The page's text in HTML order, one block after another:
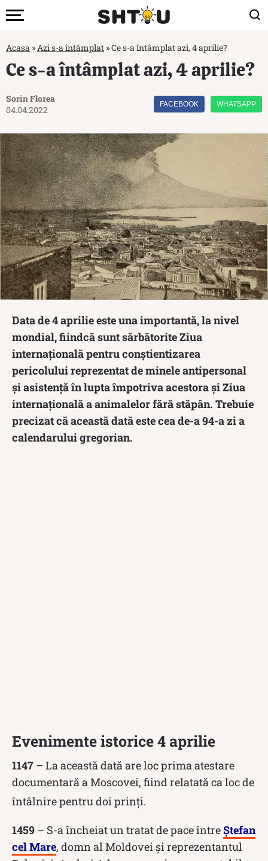
Acasa »Azi s-a întâmplat »Ce s-a întâmplat azi, 4 aprilie?
Ce s-a întâmplat azi, 4 aprilie?
Sorin Florea
04.04.2022
FACEBOOK WHATSAPP
Data de 4 aprilie este una importantă, la nivel
mondial, fiindcă sunt sărbătorite Ziua
internațională pentru conștientizarea
pericolului reprezentat de minele antipersonal
și asistență în lupta împotriva acestora și Ziua
internațională a animalelor fără stăpân. Trebuie
precizat că această dată este cea de-a 94-a zi a
calendarului gregorian.
Evenimente istorice 4 aprilie
1147 – La această dată are loc prima atestare
documentară a Moscovei, fiind relatată ca loc de
întâlnire pentru doi prinți.
1459 – S-a încheiat un tratat de pace întreȘtefan
cel Mare, domn al Moldovei și reprezentantul